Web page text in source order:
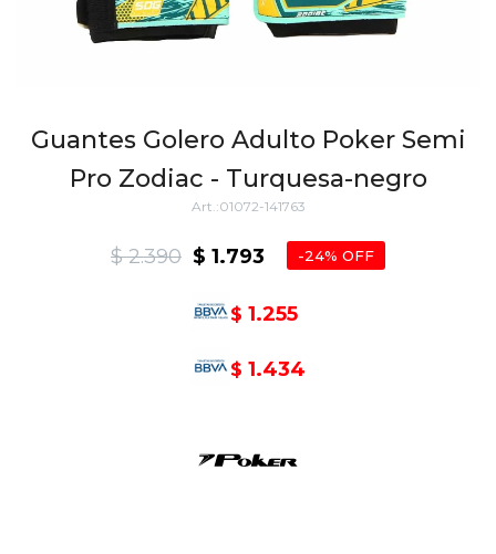
Guantes Golero Adulto Poker Semi
Pro Zodiac - Turquesa-negro
01072-141763
$ 1.793
$ 2.390 24
$ 1.255
$ 1.434